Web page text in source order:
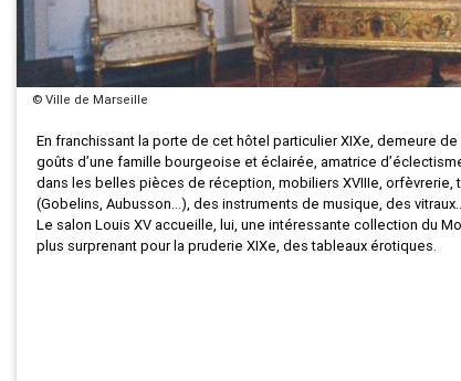
© Ville de Marseille
En franchissant la porte de cet hôtel particulier XIXe, demeure
goûts d’une famille bourgeoise et éclairée, amatrice
dans les belles pièces de réception, mobiliers XVIIIe,
(Gobelins, Aubusson…), des instruments de musique, des
Le salon Louis XV accueille, lui, une intéressante collection du
plus surprenant pour la pruderie XIXe, des tableaux érotiques.